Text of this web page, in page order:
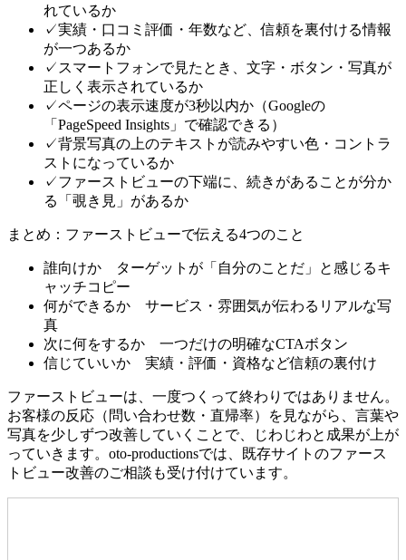
れているか
✓実績・口コミ評価・年数など、信頼を裏付ける情報
が一つあるか
✓ スマートフォンで見たとき、文字・ボタン・写真が
正しく表示されているか
✓ページの表示速度が3秒以内か（Googleの
「PageSpeed Insights」で確認できる）
✓背景写真の上のテキストが読みやすい色・コントラ
ストになっているか
✓ファーストビューの下端に、続きがあることが分か
る「覗き見」があるか
まとめ：ファーストビューで伝える4つのこと
誰向けか ターゲットが「自分のことだ」と感じるキ
ャッチコピー
何ができるか サービス・雰囲気が伝わるリアルな写
真
次に何をするか 一つだけの明確なCTAボタン
信じていいか 実績・評価・資格など信頼の裏付け
ファーストビューは、一度つくって終わりではありません。
お客様の反応（問い合わせ数・直帰率）を見ながら、言葉や
写真を少しずつ改善していくことで、じわじわと成果が上が
っていきます。oto-productionsでは、既存サイトのファース
トビュー改善のご相談も受け付けています。